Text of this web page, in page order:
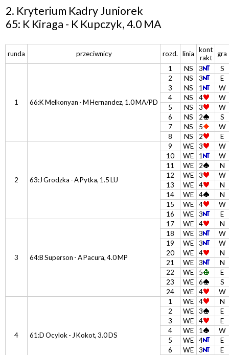
2. Kryterium Kadry Juniorek
65: K Kiraga - K Kupczyk, 4.0 MA
runda przeciwnicy rozd. linia
kont
rakt
gra
1 66:K Melkonyan - M Hernandez, 1.0 MA/PD
1 NS 3
S
2
NS 3
E
3
NS 1
W
4
NS 4
W
5
NS 3
W
6
NS 2
S
7
NS 5
W
8
NS 2 E
2 63:J Grodzka - A Pytka, 1.5 LU
9 WE 3
W
10
WE 1
W
11
WE 2
N
12
WE 3
W
13
WE 4
N
14
WE 4
N
15
WE 4
W
16
WE 3 E
3 64:B Superson - A Pacura, 4.0 MP
17 WE 4
N
18
WE 3
W
19
WE 3
W
20
WE 4
N
21
WE 3
N
22
WE 5
E
23
WE 6
S
24
WE 4 W
4 61:D Ocylok - J Kokot, 3.0 DS
1 WE 4
N
2
WE 3
E
3
WE 4
E
4
WE 1
W
5
WE 4
E
6
WE 3
E